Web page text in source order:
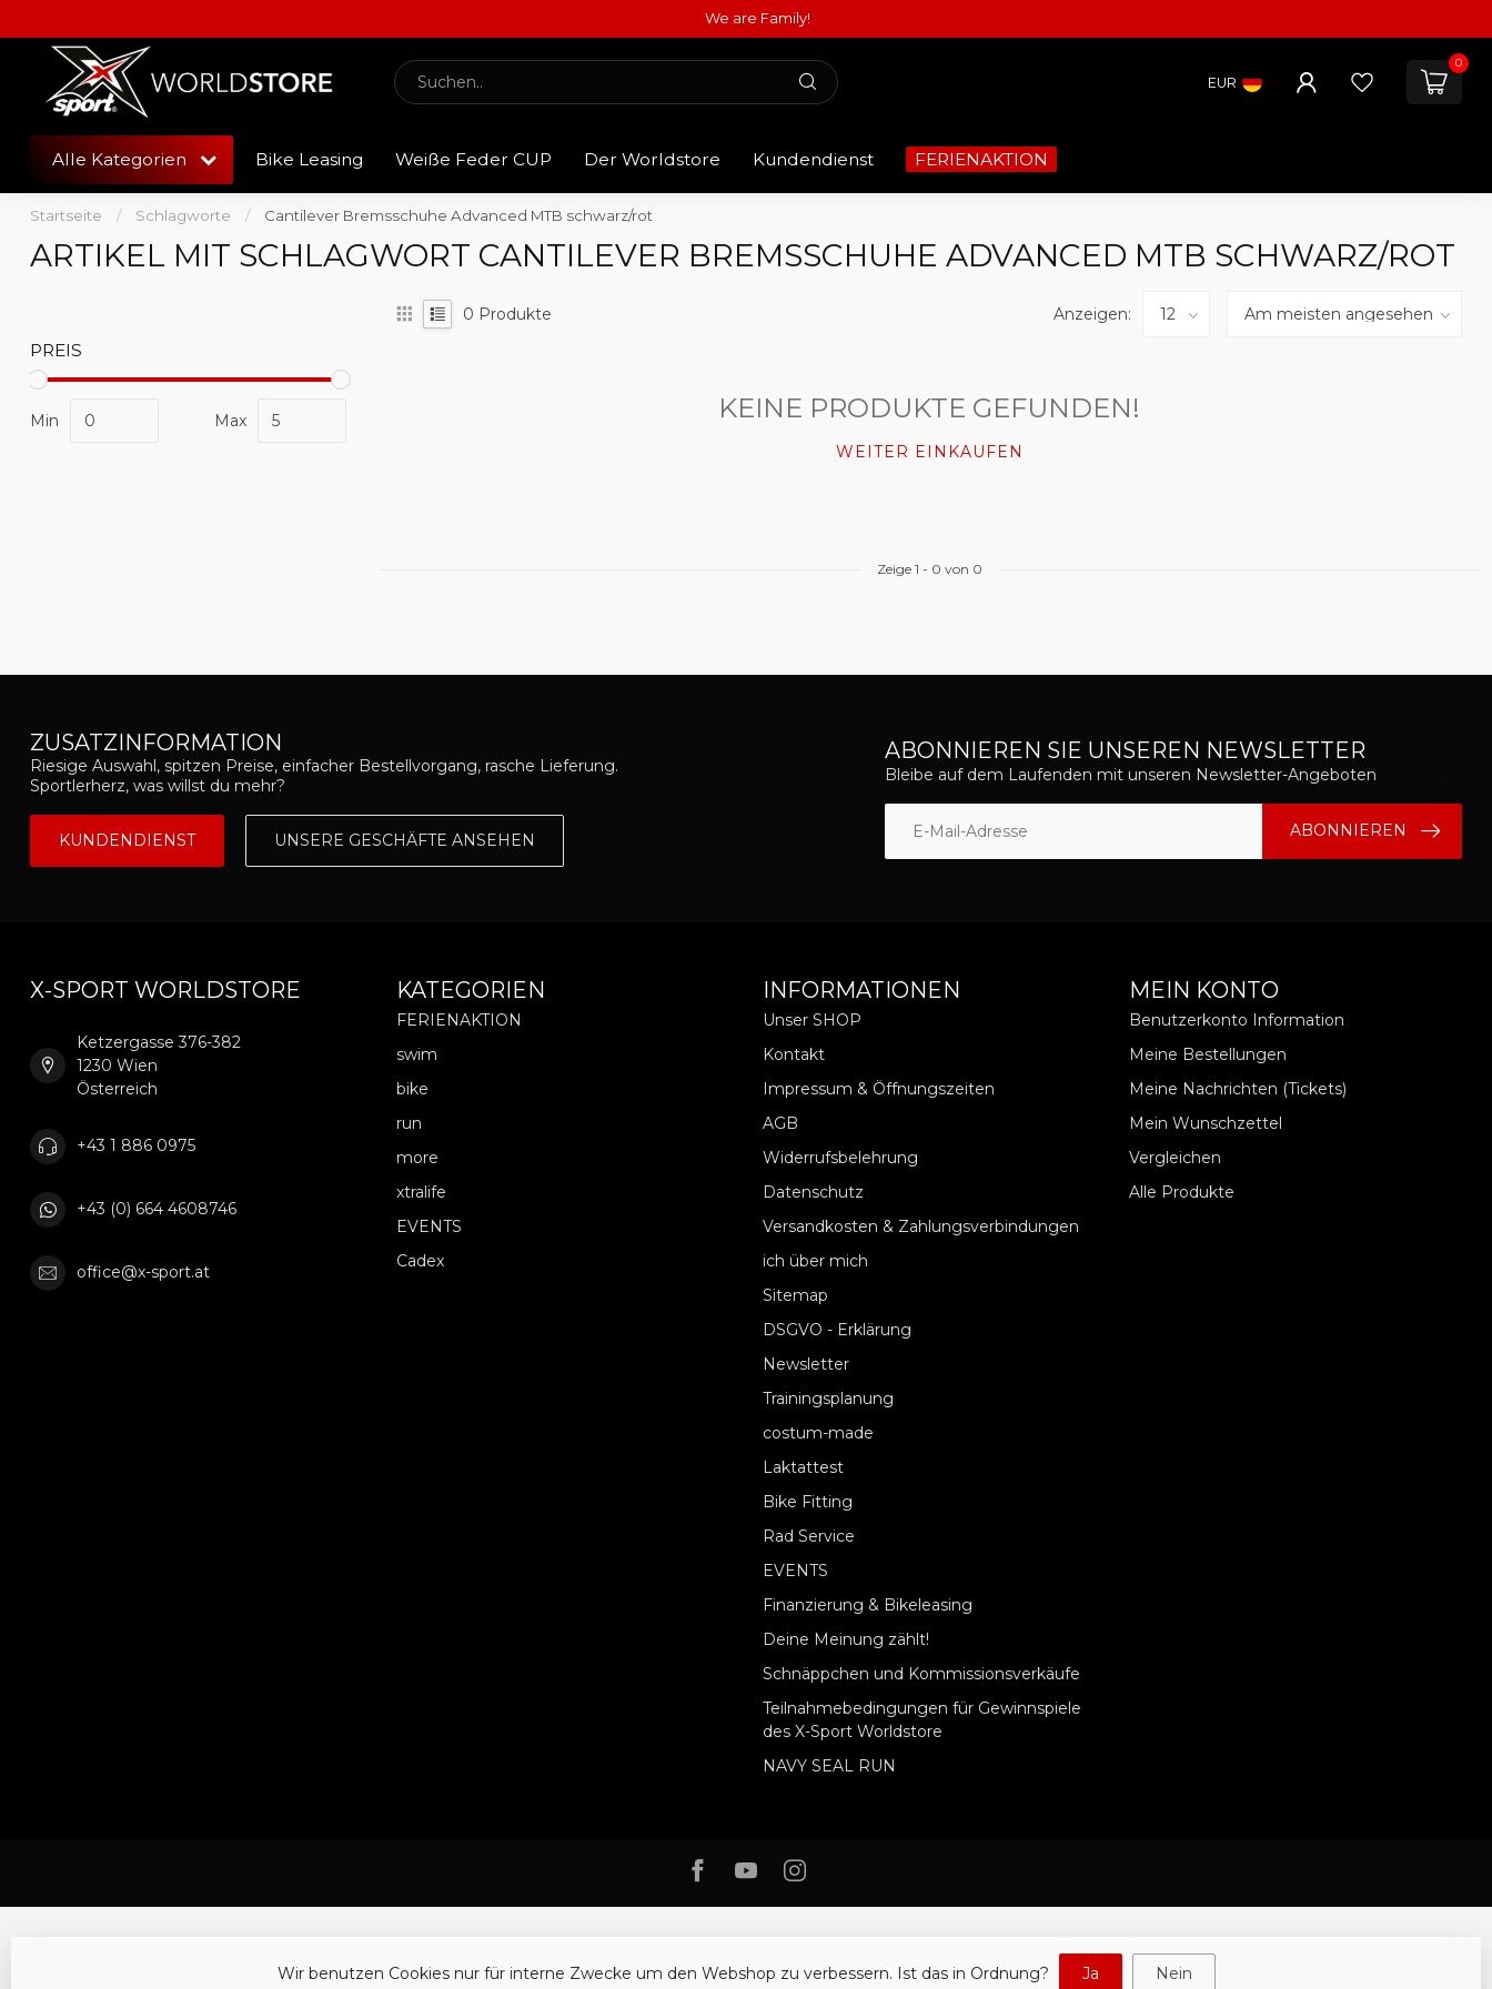
We are Family!
EUR
0
Alle Kategorien Bike Leasing Weiße Feder CUP Der Worldstore Kundendienst FERIENAKTION
Startseite / Schlagworte / Cantilever Bremsschuhe Advanced MTB schwarz/rot
ARTIKEL MIT SCHLAGWORT CANTILEVER BREMSSCHUHE ADVANCED MTB SCHWARZ/ROT
PREIS
Min Max
0 Produkte Anzeigen:
KEINE PRODUKTE GEFUNDEN!
WEITER EINKAUFEN
Zeige 1 - 0 von 0
ZUSATZINFORMATION
Riesige Auswahl, spitzen Preise, einfacher Bestellvorgang, rasche Lieferung.
Sportlerherz, was willst du mehr?
KUNDENDIENST UNSERE GESCHÄFTE ANSEHEN
ABONNIEREN SIE UNSEREN NEWSLETTER
Bleibe auf dem Laufenden mit unseren Newsletter-Angeboten
ABONNIEREN
X-SPORT WORLDSTORE
Ketzergasse 376-382
1230 Wien
Österreich
+43 1 886 0975
+43 (0) 664 4608746
office@x-sport.at
KATEGORIEN
FERIENAKTION
swim
bike
run
more
xtralife
EVENTS
Cadex
INFORMATIONEN
Unser SHOP
Kontakt
Impressum & Öffnungszeiten
AGB
Widerrufsbelehrung
Datenschutz
Versandkosten & Zahlungsverbindungen
ich über mich
Sitemap
DSGVO - Erklärung
Newsletter
Trainingsplanung
costum-made
Laktattest
Bike Fitting
Rad Service
EVENTS
Finanzierung & Bikeleasing
Deine Meinung zählt!
Schnäppchen und Kommissionsverkäufe
Teilnahmebedingungen für Gewinnspiele
des X-Sport Worldstore
NAVY SEAL RUN
MEIN KONTO
Benutzerkonto Information
Meine Bestellungen
Meine Nachrichten (Tickets)
Mein Wunschzettel
Vergleichen
Alle Produkte
Wir benutzen Cookies nur für interne Zwecke um den Webshop zu verbessern. Ist das in Ordnung? Ja Nein